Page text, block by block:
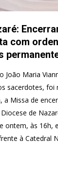
com
João Maria
sacerdotes, foi
a Missa de
de
ontem, às 16h,
à Catedral